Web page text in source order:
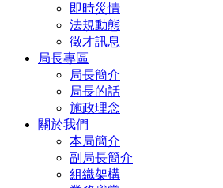
即時災情
法規動態
徵才訊息
局長專區
局長簡介
局長的話
施政理念
關於我們
本局簡介
副局長簡介
組織架構